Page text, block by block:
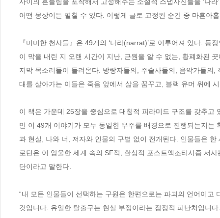
어떤 몽상이든 펼칠 수 있다. 이렇게 글로 고정된 순간 중 마흔아
『미미한 천사들』은 49개의 ‘나라(narrat)’로 이루어져 있다.
이 막을 내린 지 오랜 시간이 지난, 근원을 알 수 없는, 황폐화된
지막 목소리들이 들려온다. 방랑자들의, 주술사들의, 음악가들의
대를 살아가는 이들은 죽음 앞에서 삶을 꿈꾸고, 블랙 유머 위에
이 책은 가운데 25장을 중심으로 대칭적 피라미드 구조를 갖추
만 이 49개 이야기가 모두 동일한 우주를 배경으로 진행되는지는
과 현실, 나와 너, 저자와 인물의 구별 없이 전개된다. 인물들은
로딘은 이 암울한 세계 속의 SF적, 환상적 포스트엑조티시즘 서
단이라고 말한다.
“내 모든 인물들이 선택하는 구원은 한편으로는 파괴의 언어이
것입니다. 유일한 탈출구는 현실 부정이라는 잠정적 피난처입니